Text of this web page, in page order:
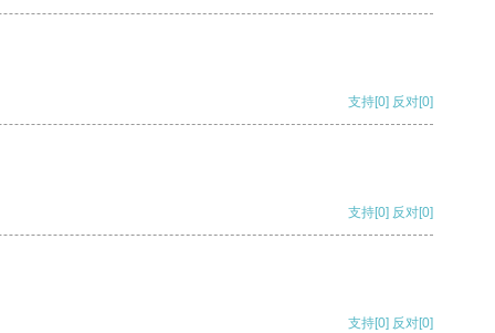
支持[0] 反对[0]
支持[0] 反对[0]
支持[0] 反对[0]